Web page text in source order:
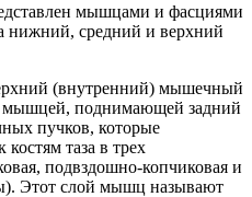
мышцами и фасциями
нижний, средний и верхний
(внутренний) мышечный
мышцей, поднимающей задний
пучков, которые
костям таза в трех
подвздошно-копчиковая и
Этот слой мышц называют